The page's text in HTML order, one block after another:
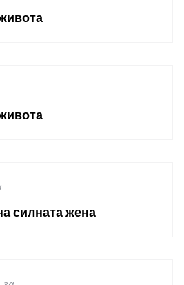
силната жена